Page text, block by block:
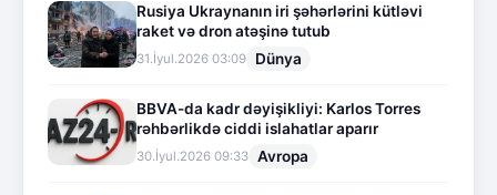
Rusiya Ukraynanın iri şəhərlərini kütləvi
raket və dron atəşinə tutub
31.İyul.2026 03:09 Dünya
BBVA-da kadr dəyişikliyi: Karlos Torres
rəhbərlikdə ciddi islahatlar aparır
30.İyul.2026 09:33 Avropa